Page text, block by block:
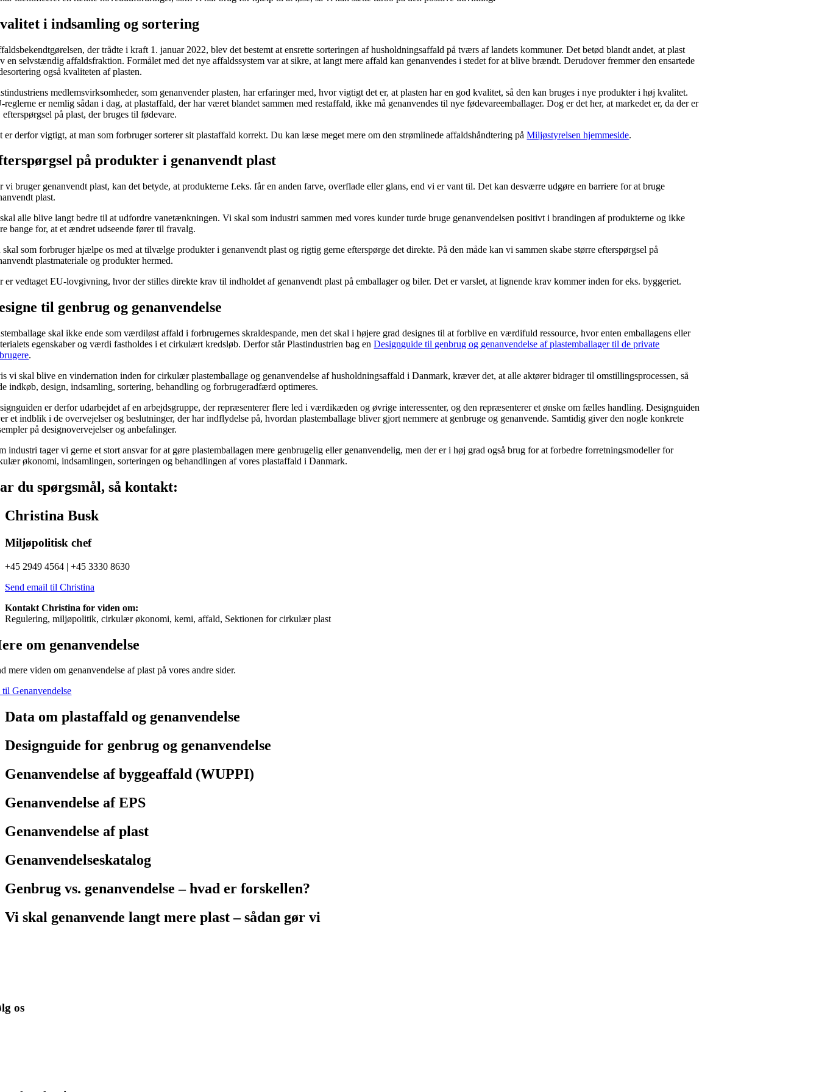
i indsamling og sortering
der trådte i kraft 1. januar 2022, blev det bestemt at ensrette sorteringen af husholdningsaffald på tværs af landets kommuner. Det betød blandt andet, at plast
en selvstændig affaldsfraktion. Formålet med det nye affaldssystem var at sikre, at langt mere affald kan genanvendes i stedet for at blive brændt. Derudover fremmer den ensartede
også kvaliteten af plasten.
medlemsvirksomheder, som genanvender plasten, har erfaringer med, hvor vigtigt det er, at plasten har en god kvalitet, så den kan bruges i nye produkter i høj kvalitet.
reglerne er nemlig sådan i dag, at plastaffald, der har været blandet sammen med restaffald, ikke må genanvendes til nye fødevareemballager. Dog er det her, at markedet er, da der er
efterspørgsel på plast, der bruges til fødevare.
er derfor vigtigt, at man som forbruger sorterer sit plastaffald korrekt. Du kan læse meget mere om den strømlinede affaldshåndtering påMiljøstyrelsen hjemmeside.
på produkter i genanvendt plast
vi bruger genanvendt plast, kan det betyde, at produk­terne f.eks. får en anden farve, overflade eller glans, end vi er vant til. Det kan desværre udgøre en barriere for at bruge
plast.
alle blive langt bedre til at udfordre vanetænknin­gen. Vi skal som industri sammen med vores kunder turde bruge genanvendelsen positivt i brandingen af produkter­ne og ikke
bange for, at et ændret udseende fører til fravalg.
skal som forbruger hjælpe os med at tilvælge produkter i genanvendt plast og rigtig gerne efterspørge det direkte. På den måde kan vi sammen skabe større efterspørgsel på
plastmateriale og produkter hermed.
er vedtaget EU-lovgivning, hvor der stilles direkte krav til indholdet af genanvendt plast på emballager og biler. Det er varslet, at lignende krav kommer inden for eks. byggeriet.
til genbrug og genanvendelse
skal ikke ende som værdiløst affald i forbrugernes skraldespande, men det skal i højere grad designes til at forblive en værdifuld ressource, hvor enten emballagens eller
egenskaber og værdi fastholdes i et cirkulært kredsløb. Derfor står Plastindustrien bag enDesignguide til genbrug og genanvendelse af plastemballager til de private
.
vi skal blive en vindernation inden for cirkulær plastemballage og genanvendelse af husholdningsaffald i Danmark, kræver det, at alle aktører bidrager til omstillingsprocessen, så
indkøb, design, indsamling, sortering, behandling og forbrugeradfærd optimeres.
er derfor udarbejdet af en arbejdsgruppe, der repræsenterer flere led i værdikæden og øvrige interessenter, og den repræsenterer et ønske om fælles handling. Designguiden
et indblik i de overvejelser og beslutninger, der har indflydelse på, hvordan plastemballage bliver gjort nemmere at genbruge og genanvende. Samtidig giver den nogle konkrete
på designovervejelser og anbefalinger.
industri tager vi gerne et stort ansvar for at gøre plastemballagen mere genbrugelig eller genanvendelig, men der er i høj grad også brug for at forbedre forretningsmodeller for
økonomi, indsamlingen, sorteringen og behandlingen af vores plastaffald i Danmark.
du spørgsmål, så kontakt:
Christina Busk
Miljøpolitisk chef
+45 2949 4564 | +45 3330 8630
Send email til Christina
Kontakt Christina for viden om:
Regulering, miljøpolitik, cirkulær økonomi, kemi, affald, Sektionen for cirkulær plast
om genanvendelse
mere viden om genanvendelse af plast på vores andre sider.
til Genanvendelse
Data om plastaffald og genanvendelse
Designguide for genbrug og genanvendelse
Genanvendelse af byggeaffald (WUPPI)
Genanvendelse af EPS
Genanvendelse af plast
Genanvendelseskatalog
Genbrug vs. genanvendelse – hvad er forskellen?
Vi skal genanvende langt mere plast – sådan gør vi
os